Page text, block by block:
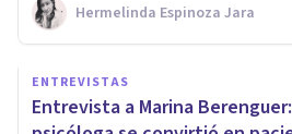
Hermelinda Espinoza Jara
ENTREVISTAS
Entrevista a Marina